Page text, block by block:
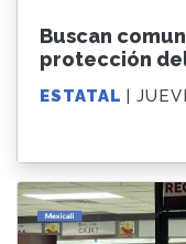
Buscan
protección
ESTATAL |